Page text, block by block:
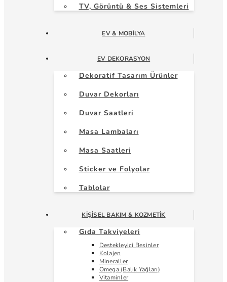
TV, Görüntü & Ses Sistemleri
EV & MOBILYA
EV DEKORASYON
Dekoratif Tasarım Ürünler
Duvar Dekorları
Duvar Saatleri
Masa Lambaları
Masa Saatleri
Sticker ve Folyolar
Tablolar
KIŞISEL BAKIM & KOZMETIK
Gıda Takviyeleri
Destekleyici Besinler
Kolajen
Mineraller
Omega (Balık Yağları)
Vitaminler